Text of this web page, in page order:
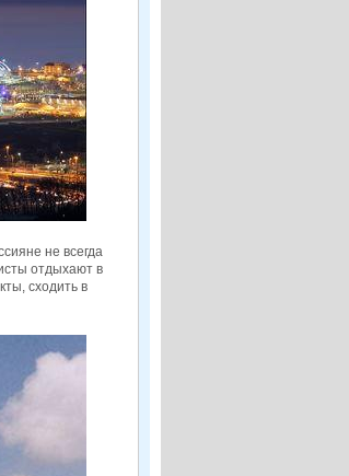
не всегда
отдыхают в
сходить в